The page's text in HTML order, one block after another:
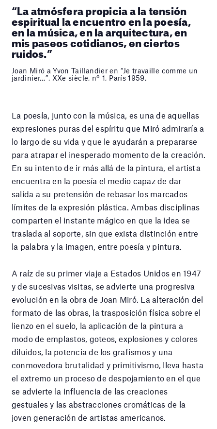
“La atmósfera propicia a la tensión
espiritual la encuentro en la poesía,
en la música, en la arquitectura, en
mis paseos cotidianos, en ciertos
ruidos.”
Joan Miró a Yvon Taillandier en “Je travaille comme un
jardinier…”, XXe siècle, nº 1, París 1959.
La poesía, junto con la música, es una de aquellas
expresiones puras del espíritu que Miró admiraría a
lo largo de su vida y que le ayudarán a prepararse
para atrapar el inesperado momento de la creación.
En su intento de ir más allá de la pintura, el artista
encuentra en la poesía el medio capaz de dar
salida a su pretensión de rebasar los marcados
límites de la expresión plástica. Ambas disciplinas
comparten el instante mágico en que la idea se
traslada al soporte, sin que exista distinción entre
la palabra y la imagen, entre poesía y pintura.
A raíz de su primer viaje a Estados Unidos en 1947
y de sucesivas visitas, se advierte una progresiva
evolución en la obra de Joan Miró. La alteración del
formato de las obras, la trasposición física sobre el
lienzo en el suelo, la aplicación de la pintura a
modo de emplastos, goteos, explosiones y colores
diluidos, la potencia de los grafismos y una
conmovedora brutalidad y primitivismo, lleva hasta
el extremo un proceso de despojamiento en el que
se advierte la influencia de las creaciones
gestuales y las abstracciones cromáticas de la
joven generación de artistas americanos.